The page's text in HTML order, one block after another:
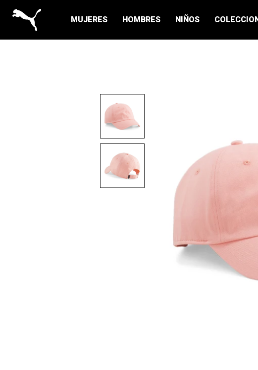
MUJERES HOMBRES NIÑOS